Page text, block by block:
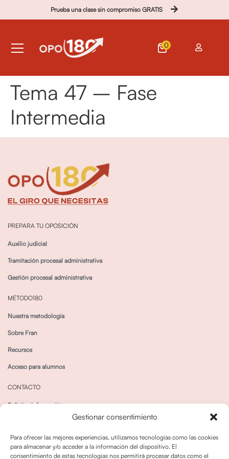
Gestionar consentimiento
Para ofrecer las mejores experiencias, utilizamos tecnologías como las cookies
para almacenar y/o acceder a la información del dispositivo. El
consentimiento de estas tecnologías nos permitirá procesar datos como el
Prueba una clase sin compromiso GRATIS
0
Tema 47 – Fase
Intermedia
PREPARA TU OPOSICIÓN
Auxilio judicial
Tramitación procesal administrativa
Gestión procesal administrativa
MÉTODO180
Nuestra metodología
Sobre Fran
Recursos
Acceso para alumnos
CONTACTO
Solicitar información